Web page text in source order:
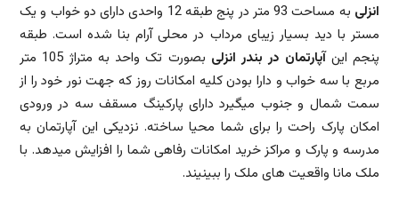
انزلی
به مساحت 93 متر در پنج طبقه 12 واحدی دارای دو خواب و یک
مستر با دید بسیار زیبای مرداب در محلی آرام بنا شده است. طبقه
پنجم اینآپارتمان در بندر انزلی
بصورت تک واحد به متراژ 105 متر
مربع با سه خواب و دارا بودن کلیه امکانات روز که جهت نور خود را از
سمت شمال و جنوب میگیرد دارای پارکینگ مسقف سه در ورودی
امکان پارک راحت را برای شما محیا ساخته. نزدیکی این آپارتمان به
مدرسه و پارک و مراکز خرید امکانات رفاهی شما را افزایش میدهد. با
ملک مانا واقعیت های ملک را ببینیند.